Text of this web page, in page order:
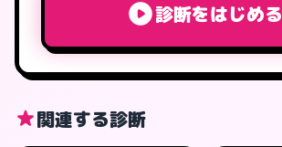
診断をはじめる
関連する診断